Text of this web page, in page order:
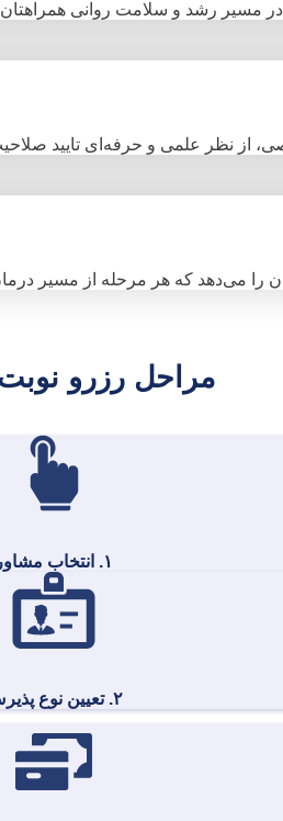
در مسیر رشد و سلامت روانی همراهتان
از نظر علمی و حرفه‌ای تایید
را می‌دهد که هر مرحله از مسیر
مراحل رزرو
۱. انتخاب مشاور
۲. تعیین نوع پذیرش